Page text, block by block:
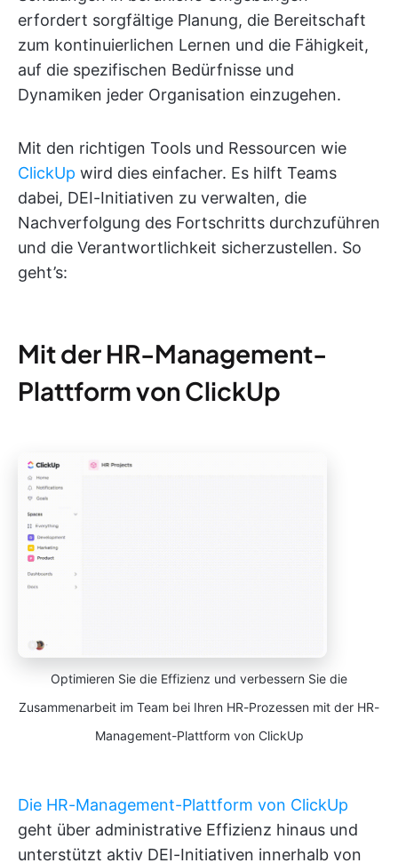
erfordert sorgfältige Planung, die Bereitschaft
zum kontinuierlichen Lernen und die Fähigkeit,
auf die spezifischen Bedürfnisse und
Dynamiken jeder Organisation einzugehen.
Mit den richtigen Tools und Ressourcen wie
ClickUp wird dies einfacher. Es hilft Teams
dabei, DEI-Initiativen zu verwalten, die
Nachverfolgung des Fortschritts durchzuführen
und die Verantwortlichkeit sicherzustellen. So
geht’s:
Mit der HR-Management-
Plattform von ClickUp
Optimieren Sie die Effizienz und verbessern Sie die
Zusammenarbeit im Team bei Ihren HR-Prozessen mit der HR-
Management-Plattform von ClickUp
Die HR-Management-Plattform von ClickUp
geht über administrative Effizienz hinaus und
unterstützt aktiv DEI-Initiativen innerhalb von